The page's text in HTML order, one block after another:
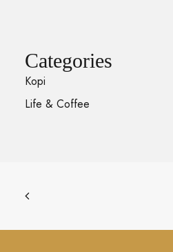
Categories
Kopi
Life & Coffee